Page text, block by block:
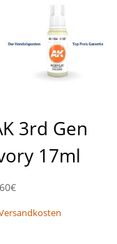
3rd Gen
17ml
€